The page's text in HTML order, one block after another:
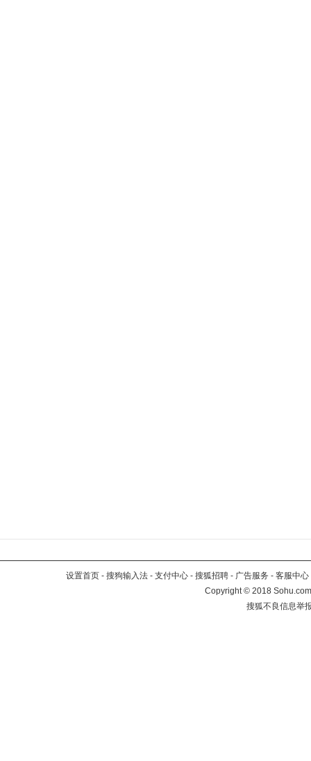
设置首页 - 搜狗输入法 - 支付中心 - 搜狐招聘 - 广告服务 - 客服中心
Copyright©2018
搜狐不良信息举